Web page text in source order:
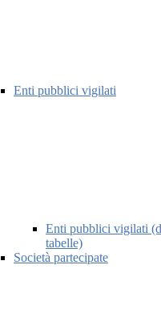
Enti pubblici vigilati
Enti pubblici vigilati
tabelle)
Società partecipate